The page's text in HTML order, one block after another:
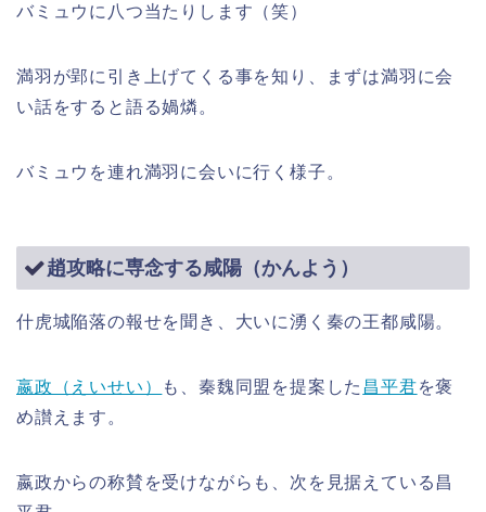
バミュウに八つ当たりします（笑）
満羽が郢に引き上げてくる事を知り、まずは満羽に会
い話をすると語る媧燐。
バミュウを連れ満羽に会いに行く様子。
趙攻略に専念する咸陽（かんよう）
什虎城陥落の報せを聞き、大いに湧く秦の王都咸陽。
嬴政（えいせい） も、秦魏同盟を提案した 昌平君を褒
め讃えます。
嬴政からの称賛を受けながらも、次を見据えている昌